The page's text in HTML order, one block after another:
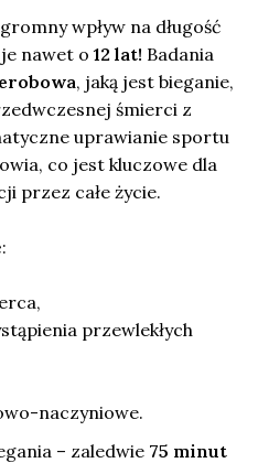
wpływ na długość
je nawet o12 lat! Badania
, jaką jest bieganie,
śmierci z
uprawianie sportu
co jest kluczowe dla
przez całe życie.
przewlekłych
naczyniowe.
– zaledwie 75 minut